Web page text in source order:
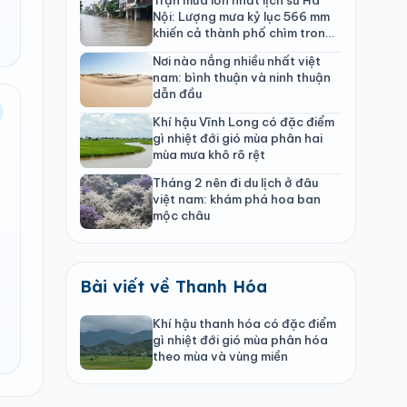
Nội: Lượng mưa kỷ lục 566 mm
khiến cả thành phố chìm trong
Nơi nào nắng nhiều nhất việt
nam: bình thuận và ninh thuận
dẫn đầu
Khí hậu Vĩnh Long có đặc điểm
gì nhiệt đới gió mùa phân hai
mùa mưa khô rõ rệt
Tháng 2 nên đi du lịch ở đâu
việt nam: khám phá hoa ban
mộc châu
Bài viết về Thanh Hóa
Khí hậu thanh hóa có đặc điểm
gì nhiệt đới gió mùa phân hóa
theo mùa và vùng miền